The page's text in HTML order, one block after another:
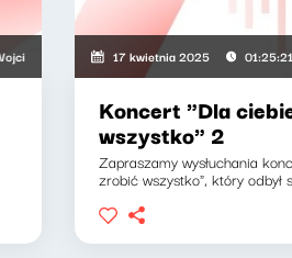
Malajkat, Artur Andrus17 kwietnia 2025 01:25:21
Koncert "Dla
wszystko" 2
Zapraszamy wysłuchania
zrobić wszystko", który odbył